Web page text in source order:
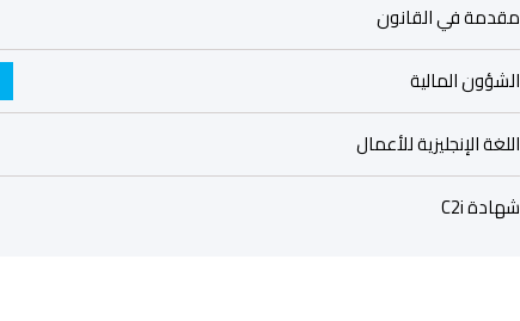
مقدمة في القانون
الشؤون المالية
اللغة الإنجليزية للأعمال
شهادة C2i